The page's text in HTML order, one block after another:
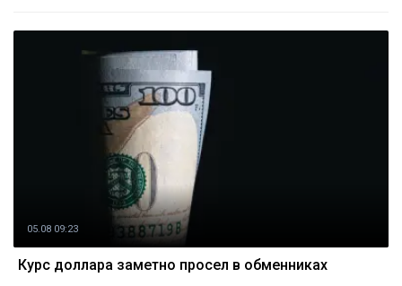
05.08 09:23
Курс доллара заметно просел в обменниках